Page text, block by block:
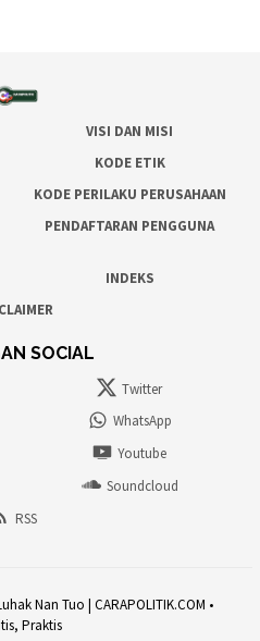
VISI DAN MISI
KODE ETIK
KODE PERILAKU PERUSAHAAN
PENDAFTARAN PENGGUNA
INDEKS
SOCIAL
Twitter
WhatsApp
Youtube
Soundcloud
RSS
Nan Tuo | CARAPOLITIK.COM •
Praktis